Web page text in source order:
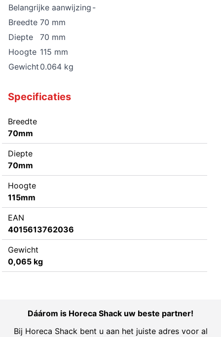
Belangrijke aanwijzing -
Breedte 70 mm
Diepte
70 mm
Hoogte 115 mm
Gewicht 0.064 kg
Specificaties
Breedte
70mm
Diepte
70mm
Hoogte
115mm
EAN
4015613762036
Gewicht
0,065 kg
Dáárom is Horeca Shack uw beste partner!
Bij Horeca Shack bent u aan het juiste adres voor al